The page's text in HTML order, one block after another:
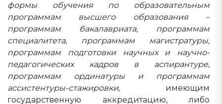
формы обучения по образовательным
программам высшего образования –
программам бакалавриата, программам
специалитета, программам магистратуры,
программам подготовки научных и научно-
педагогических кадров в аспирантуре,
программам ординатуры и программам
ассистентуры-стажировки, имеющим
государственную аккредитацию, либо